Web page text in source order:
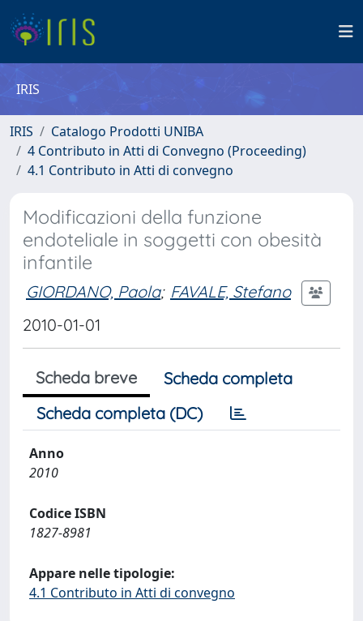
IRIS
IRIS
Catalogo Prodotti UNIBA
4 Contributo in Atti di Convegno (Proceeding)
4.1 Contributo in Atti di convegno
Modificazioni della funzione
endoteliale in soggetti con obesità
infantile
GIORDANO, Paola; FAVALE, Stefano
2010-01-01
Scheda breve
Scheda completa
Scheda completa (DC)
Anno
2010
Codice ISBN
1827-8981
Appare nelle tipologie:
4.1 Contributo in Atti di convegno